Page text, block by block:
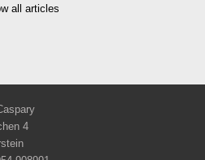
all articles
4